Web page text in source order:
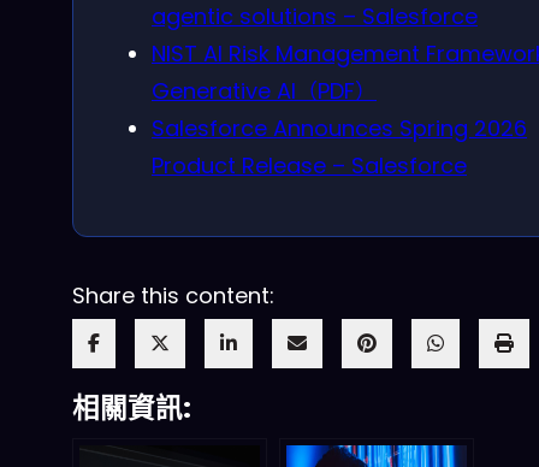
agentic solutions – Salesforce
NIST AI Risk Management
Generative AI（PDF）
Salesforce Announces Spring 2026
Product Release – Salesforce
Share this content:
相關資訊: